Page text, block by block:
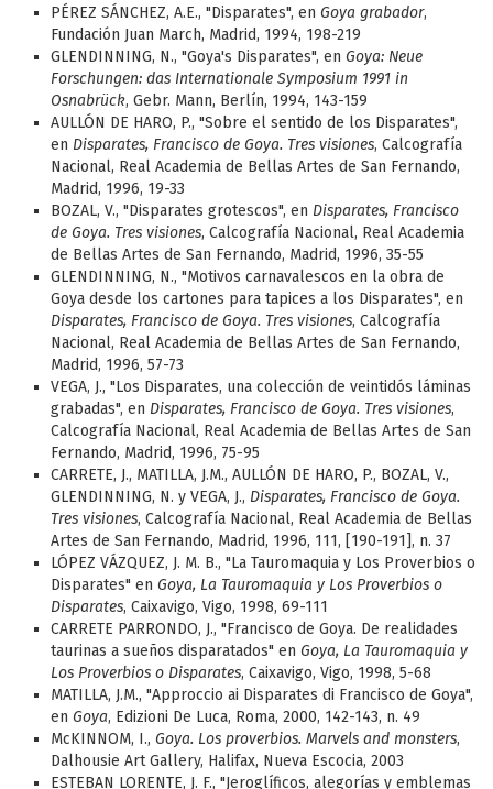
PÉREZ SÁNCHEZ, A.E., "Disparates", en Goya grabador,
Fundación Juan March, Madrid, 1994, 198-219
GLENDINNING, N., "Goya's Disparates", en Goya: Neue
Forschungen: das Internationale Symposium 1991 in
Osnabrück, Gebr. Mann, Berlín, 1994, 143-159
AULLÓN DE HARO, P., "Sobre el sentido de los Disparates",
en Disparates, Francisco de Goya. Tres visiones, Calcografía
Nacional, Real Academia de Bellas Artes de San Fernando,
Madrid, 1996, 19-33
BOZAL, V., "Disparates grotescos", en Disparates, Francisco
de Goya. Tres visiones, Calcografía Nacional, Real Academia
de Bellas Artes de San Fernando, Madrid, 1996, 35-55
GLENDINNING, N., "Motivos carnavalescos en la obra de
Goya desde los cartones para tapices a los Disparates", en
Disparates, Francisco de Goya. Tres visiones, Calcografía
Nacional, Real Academia de Bellas Artes de San Fernando,
Madrid, 1996, 57-73
VEGA, J., "Los Disparates, una colección de veintidós láminas
grabadas", en Disparates, Francisco de Goya. Tres visiones,
Calcografía Nacional, Real Academia de Bellas Artes de San
Fernando, Madrid, 1996, 75-95
CARRETE, J., MATILLA, J.M., AULLÓN DE HARO, P., BOZAL, V.,
GLENDINNING, N. y VEGA, J., Disparates, Francisco de Goya.
Tres visiones, Calcografía Nacional, Real Academia de Bellas
Artes de San Fernando, Madrid, 1996, 111, [190-191], n. 37
LÓPEZ VÁZQUEZ, J. M. B., "La Tauromaquia y Los Proverbios o
Disparates" en Goya, La Tauromaquia y Los Proverbios o
Disparates, Caixavigo, Vigo, 1998, 69-111
CARRETE PARRONDO, J., "Francisco de Goya. De realidades
taurinas a sueños disparatados" en Goya, La Tauromaquia y
Los Proverbios o Disparates, Caixavigo, Vigo, 1998, 5-68
MATILLA, J.M., "Approccio ai Disparates di Francisco de Goya",
en Goya, Edizioni De Luca, Roma, 2000, 142-143, n. 49
McKINNOM, I., Goya. Los proverbios. Marvels and monsters,
Dalhousie Art Gallery, Halifax, Nueva Escocia, 2003
ESTEBAN LORENTE, J. F., "Jeroglíficos, alegorías y emblemas